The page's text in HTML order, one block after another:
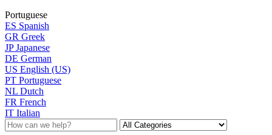
Portuguese
ES Spanish
GR Greek
JP Japanese
DE German
US English (US)
PT Portuguese
NL Dutch
FR French
IT Italian